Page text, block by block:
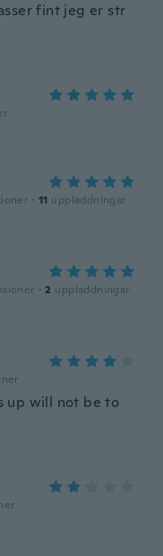
fint jeg er str
· 11 uppladdningar
· 2 uppladdningar
up will not be to